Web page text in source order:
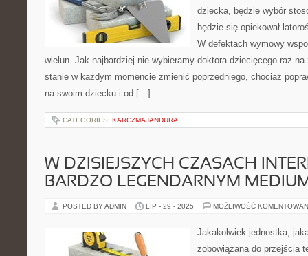
dziecka, będzie wybór
będzie się opiekował
W defektach wymowy
wielun. Jak najbardziej nie wybieramy doktora dziecięcego raz
stanie w każdym momencie zmienić poprzedniego, chociaż
na swoim dziecku i od […]
CATEGORIES: KARCZMAJANDURA
W DZISIEJSZYCH CZASACH
BARDZO LEGENDARNYM
POSTED BY ADMIN LIP - 29 - 2025 MOŻLIWOŚĆ
Jakakolwiek jednostka,
zobowiązana do przejścia